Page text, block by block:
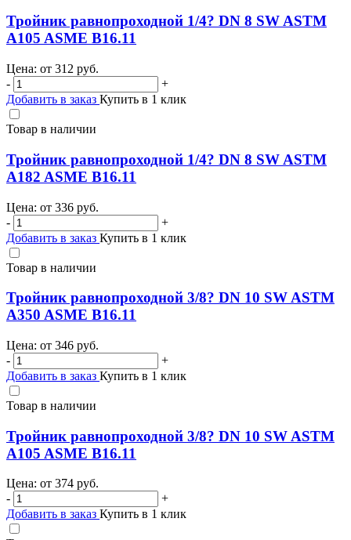
Тройник равнопроходной 1/4? DN 8 SW ASTM
A105 ASME B16.11
Цена: от 312 руб.
-
+
Добавить в заказ Купить в 1 клик
Товар в наличии
Тройник равнопроходной 1/4? DN 8 SW ASTM
A182 ASME B16.11
Цена: от 336 руб.
-
+
Добавить в заказ Купить в 1 клик
Товар в наличии
Тройник равнопроходной 3/8? DN 10 SW ASTM
A350 ASME B16.11
Цена: от 346 руб.
-
+
Добавить в заказ Купить в 1 клик
Товар в наличии
Тройник равнопроходной 3/8? DN 10 SW ASTM
A105 ASME B16.11
Цена: от 374 руб.
-
+
Добавить в заказ Купить в 1 клик